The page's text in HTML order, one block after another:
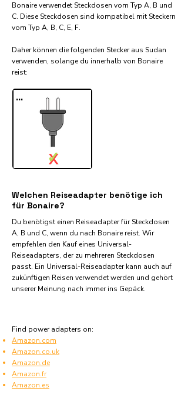
Bonaire verwendet Steckdosen vom Typ A, B und
C. Diese Steckdosen sind kompatibel mit Steckern
vom Typ A, B, C, E, F.
Daher können die folgenden Stecker aus Sudan
verwenden, solange du innerhalb von Bonaire
reist:​
...
X
✓
Welchen Reiseadapter benötige ich
für Bonaire?
Du benötigst einen Reiseadapter für Steckdosen
A, B und C, wenn du nach Bonaire reist. Wir
empfehlen den Kauf eines Universal-
Reiseadapters, der zu mehreren Steckdosen
passt. Ein Universal-Reiseadapter kann auch auf
zukünftigen Reisen verwendet werden und gehört
unserer Meinung nach immer ins Gepäck.
Find power adapters on:
Amazon.com
Amazon.co.uk
Amazon.de
Amazon.fr
Amazon.es